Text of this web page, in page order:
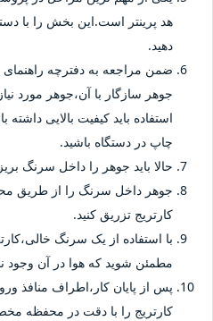
هد پرینتر است.این بخش را با
دهید.
ضمن مراجعه به دفترچه راهنمای
جوهر سازگار با آن،جوهر مورد
استفاده باید کیفیت بالایی داشته
چاپ در دستگاه باشید.
حالا باید جوهر را داخل سرنگ
جوهر داخل سرنگ را از طریق
کارتریج تزریق کنید.
با استفاده از یک سرنگ
مطمئن شوید که هوا در آن وجود
پس از پایان کار،اطراف منافذ
کارتریج را با دقت در محفظه